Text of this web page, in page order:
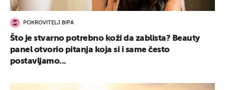
POKROVITELJ BIPA
Što je stvarno potrebno koži da zablista? Beauty
panel otvorio pitanja koja si i same često
postavljamo...